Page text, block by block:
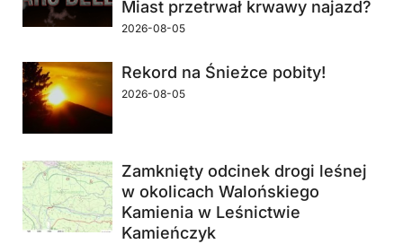
Miast przetrwał krwawy najazd?
2026-08-05
Rekord na Śnieżce pobity!
2026-08-05
Zamknięty odcinek drogi leśnej
w okolicach Walońskiego
Kamienia w Leśnictwie
Kamieńczyk